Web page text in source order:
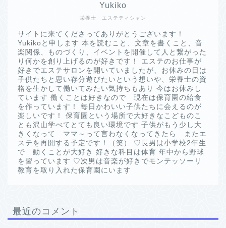
栄養士 エステティシャン
Yukiko
サイトに来てくださってありがとうございます！
Yukikoと申します 本を読むこと、文章を書くこと、音
楽関係、ものづくり、イベントを開催して人と繋がった
り何かを創り上げるのが好きです！ エステのお仕事が
好きでエステサロンを開いていましたが、お休みの日は
子供たちと思い存分遊びたいという想いや、栄養士の資
格を生かして働いてみたい気持ちもあり 今はお休みし
ています 働くことは好きなので 現在は保育園の給食
を作っています！ 毎日かわいい子供たちに会えるのが
楽しいです！ 保育園という場所で大好きなこどものこ
とも沢山学べてとても良い環境です 子供がもう少し大
きくなって ママ～って言わなくなってきたら またエ
ステを再開する予定です！（笑） ♡長男は小学校2年生
で 動くことが大好き 好きな科目は体育 年中から野球
を習っています ♡次男は音楽が好きでモンテッソーリ
教育を取り入れた保育園にいます
最近のコメント